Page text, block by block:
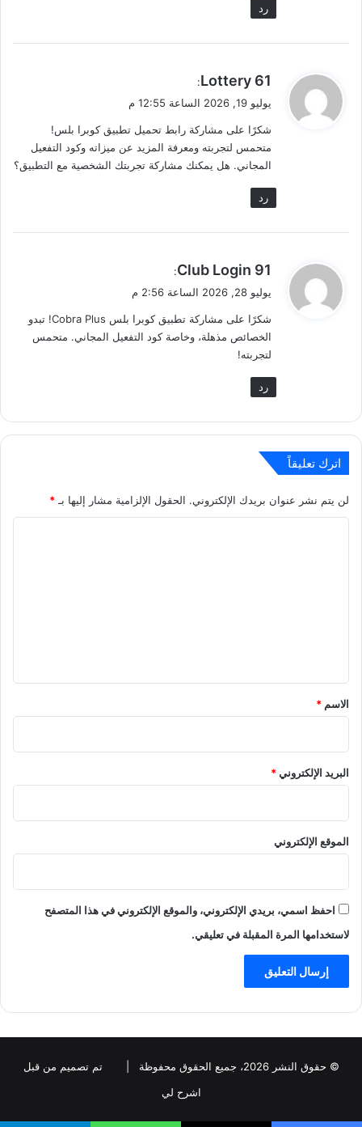
رد
ي
ل
61 Lottery
:
يوليو 19, 2026 الساعة 12:55 م
شكرًا على مشاركة رابط تحميل تطبيق كوبرا بلس!
متحمس لتجربته ومعرفة المزيد عن ميزاته وكود التفعيل
المجاني. هل يمكنك مشاركة تجربتك الشخصية مع التطبيق؟
رد
ي
ل
91 Club Login
:
يوليو 28, 2026 الساعة 2:56 م
شكرًا على مشاركة تطبيق كوبرا بلس Cobra Plus! تبدو
الخصائص مذهلة، وخاصة كود التفعيل المجاني. متحمس
لتجربته!
رد
اترك تعليقاً
لن يتم نشر عنوان بريدك الإلكتروني. الحقول الإلزامية مشار إليها بـ *
*
الاسم *
البريد الإلكتروني*
الموقع الإلكتروني
احفظ اسمي، بريدي الإلكتروني، والموقع الإلكتروني في هذا المتصفح
لاستخدامها المرة المقبلة في تعليقي.
© حقوق النشر 2026، جميع الحقوق محفوظة |
تم تصميم من قبل
اشرح لي